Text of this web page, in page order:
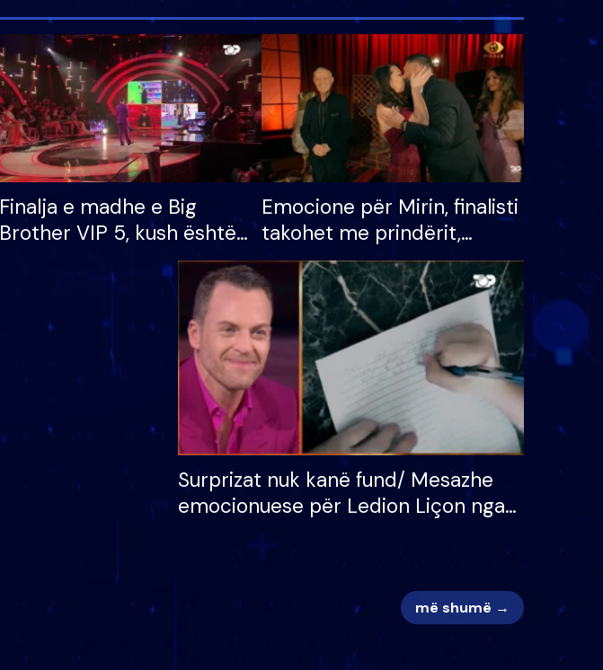
Finalja e madhe e Big
Brother VIP 5, kush është
banori i parë që lë shtëpinë
dhe humb mundësinë për
të fituar çmimin e madh
Emocione për Mirin, finalisti
takohet me prindërit,
vajzën dhe bashkëshorten:
S’kemi ndonjë letër divorci
apo jo?
Surprizat nuk kanë fund/ Mesazhe
emocionuese për Ledion Liçon nga
më shumë →